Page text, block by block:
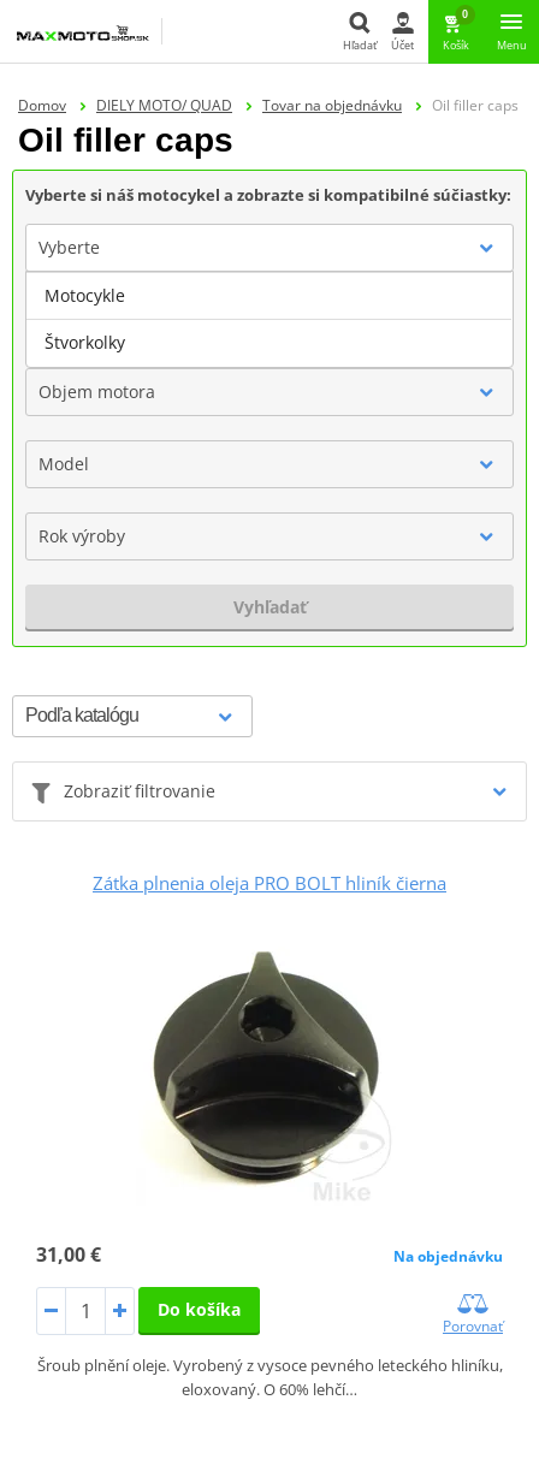
Hľadať
Hľadať Účet
0
Košík Menu
Domov DIELY MOTO/ QUAD Tovar na objednávku Oil filler caps
Oil filler caps
Vyberte si náš motocykel a zobrazte si kompatibilné súčiastky:
Vyberte
Značka
Objem motora
Model
Rok výroby
Vyhľadať
Zobraziť filtrovanie
Zátka plnenia oleja PRO BOLT hliník čierna
31,00 € Na objednávku
Do košíka
Porovnať
Šroub plnění oleje. Vyrobený z vysoce pevného leteckého hliníku,
eloxovaný. O 60% lehčí…
Motocykle
Štvorkolky